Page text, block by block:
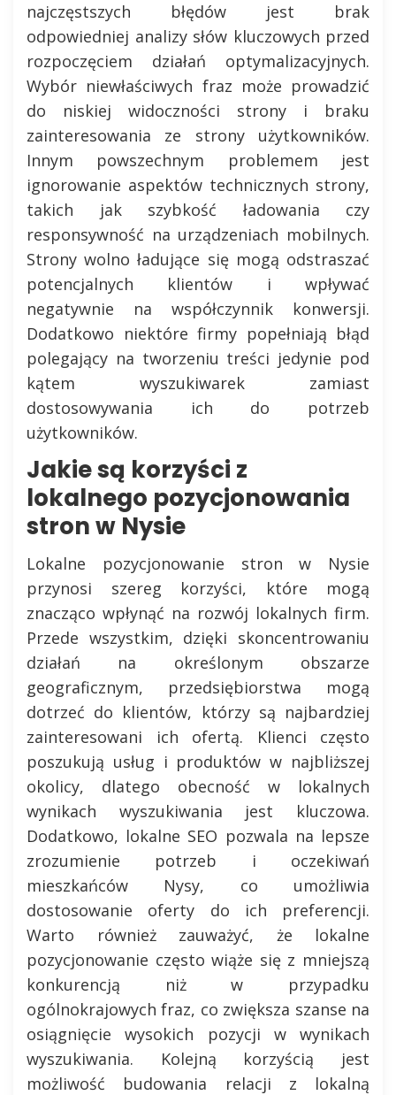
najczęstszych błędów jest brak
odpowiedniej analizy słów kluczowych przed
rozpoczęciem działań optymalizacyjnych.
Wybór niewłaściwych fraz może prowadzić
do niskiej widoczności strony i braku
zainteresowania ze strony użytkowników.
Innym powszechnym problemem jest
ignorowanie aspektów technicznych strony,
takich jak szybkość ładowania czy
responsywność na urządzeniach mobilnych.
Strony wolno ładujące się mogą odstraszać
potencjalnych klientów i wpływać
negatywnie na współczynnik konwersji.
Dodatkowo niektóre firmy popełniają błąd
polegający na tworzeniu treści jedynie pod
kątem wyszukiwarek zamiast
dostosowywania ich do potrzeb
użytkowników.
Jakie są korzyści z
lokalnego pozycjonowania
stron w Nysie
Lokalne pozycjonowanie stron w Nysie
przynosi szereg korzyści, które mogą
znacząco wpłynąć na rozwój lokalnych firm.
Przede wszystkim, dzięki skoncentrowaniu
działań na określonym obszarze
geograficznym, przedsiębiorstwa mogą
dotrzeć do klientów, którzy są najbardziej
zainteresowani ich ofertą. Klienci często
poszukują usług i produktów w najbliższej
okolicy, dlatego obecność w lokalnych
wynikach wyszukiwania jest kluczowa.
Dodatkowo, lokalne SEO pozwala na lepsze
zrozumienie potrzeb i oczekiwań
mieszkańców Nysy, co umożliwia
dostosowanie oferty do ich preferencji.
Warto również zauważyć, że lokalne
pozycjonowanie często wiąże się z mniejszą
konkurencją niż w przypadku
ogólnokrajowych fraz, co zwiększa szanse na
osiągnięcie wysokich pozycji w wynikach
wyszukiwania. Kolejną korzyścią jest
możliwość budowania relacji z lokalną